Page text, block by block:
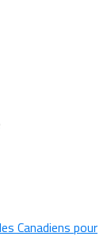
Canadiens pour